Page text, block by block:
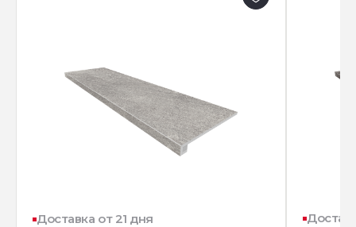
Доставка от 21 дня